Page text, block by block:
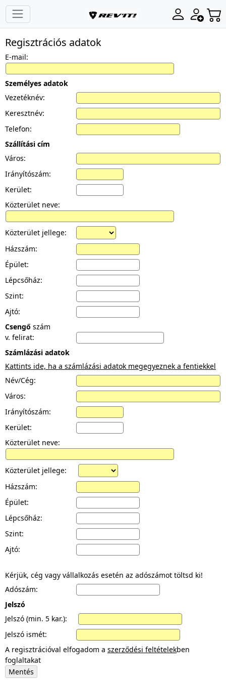
Regisztrációs adatok
E-mail:
Személyes adatok
Vezetéknév:
Keresztnév:
Telefon:
Szállítási cím
Város:
Irányítószám:
Kerület:
Közterület neve:
Közterület jellege:
Házszám:
Épület:
Lépcsőház:
Szint:
Ajtó:
Csengő szám
v. felirat:
Számlázási adatok
Kattints ide, ha a számlázási adatok megegyeznek a fentiekkel
Név/Cég:
Város:
Irányítószám:
Kerület:
Közterület neve:
Közterület jellege:
Házszám:
Épület:
Lépcsőház:
Szint:
Ajtó:
Kérjük, cég vagy vállalkozás esetén az adószámot töltsd ki!
Adószám:
Jelszó
Jelszó (min. 5 kar.):
Jelszó ismét:
A regisztrációval elfogadom a szerződési feltételekben
foglaltakat
Mentés